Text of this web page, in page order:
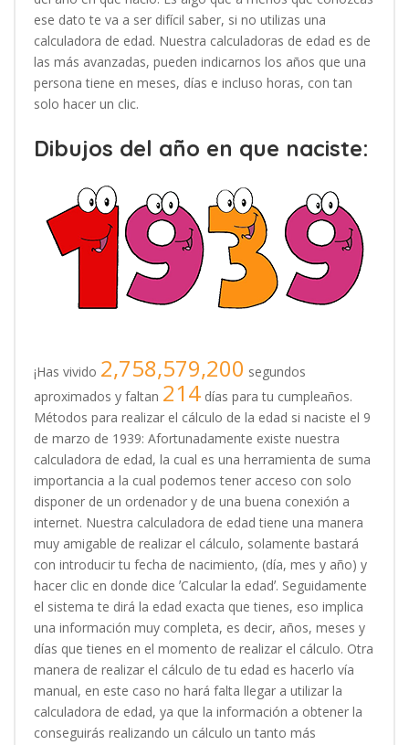
ese dato te va a ser difícil saber, si no utilizas una
calculadora de edad. Nuestra calculadoras de edad es de
las más avanzadas, pueden indicarnos los años que una
persona tiene en meses, días e incluso horas, con tan
solo hacer un clic.
Dibujos del año en que naciste:
¡Has vivido 2,758,579,200 segundos
aproximados y faltan 214 días para tu cumpleaños.
Métodos para realizar el cálculo de la edad si naciste el 9
de marzo de 1939: Afortunadamente existe nuestra
calculadora de edad, la cual es una herramienta de suma
importancia a la cual podemos tener acceso con solo
disponer de un ordenador y de una buena conexión a
internet. Nuestra calculadora de edad tiene una manera
muy amigable de realizar el cálculo, solamente bastará
con introducir tu fecha de nacimiento, (día, mes y año) y
hacer clic en donde dice ʼCalcular la edadʼ. Seguidamente
el sistema te dirá la edad exacta que tienes, eso implica
una información muy completa, es decir, años, meses y
días que tienes en el momento de realizar el cálculo. Otra
manera de realizar el cálculo de tu edad es hacerlo vía
manual, en este caso no hará falta llegar a utilizar la
calculadora de edad, ya que la información a obtener la
conseguirás realizando un cálculo un tanto más